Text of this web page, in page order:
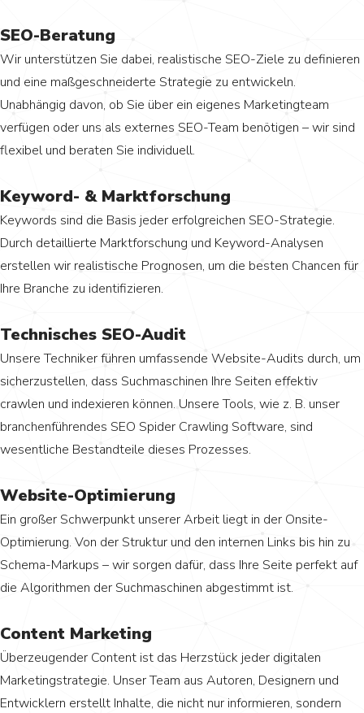
SEO-Beratung
Wir unterstützen Sie dabei, realistische SEO-Ziele zu definieren
und eine maßgeschneiderte Strategie zu entwickeln.
Unabhängig davon, ob Sie über ein eigenes Marketingteam
verfügen oder uns als externes SEO-Team benötigen – wir sind
flexibel und beraten Sie individuell.
Keyword- & Marktforschung
Keywords sind die Basis jeder erfolgreichen SEO-Strategie.
Durch detaillierte Marktforschung und Keyword-Analysen
erstellen wir realistische Prognosen, um die besten Chancen für
Ihre Branche zu identifizieren.
Technisches SEO-Audit
Unsere Techniker führen umfassende Website-Audits durch, um
sicherzustellen, dass Suchmaschinen Ihre Seiten effektiv
crawlen und indexieren können. Unsere Tools, wie z. B. unser
branchenführendes SEO Spider Crawling Software, sind
wesentliche Bestandteile dieses Prozesses.
Website-Optimierung
Ein großer Schwerpunkt unserer Arbeit liegt in der Onsite-
Optimierung. Von der Struktur und den internen Links bis hin zu
Schema-Markups – wir sorgen dafür, dass Ihre Seite perfekt auf
die Algorithmen der Suchmaschinen abgestimmt ist.
Content Marketing
Überzeugender Content ist das Herzstück jeder digitalen
Marketingstrategie. Unser Team aus Autoren, Designern und
Entwicklern erstellt Inhalte, die nicht nur informieren, sondern